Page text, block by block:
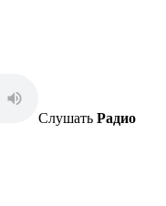
Слушать Радио